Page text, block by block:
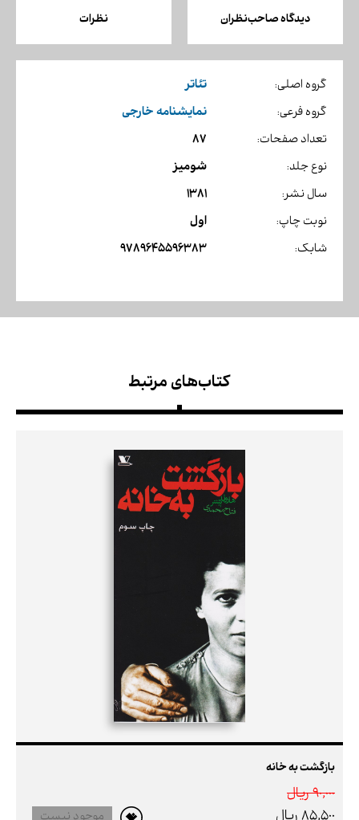
دیدگاه صاحب‌نظران نظرات
گروه اصلی: تئاتر
گروه فرعی: نمایشنامه خارجی
تعداد صفحات: 87
نوع جلد: شومیز
سال نشر: 1381
نوبت چاپ: اول
شابک: 9789645596383
کتاب‌های مرتبط
بازگشت به خانه
90,000 ريال